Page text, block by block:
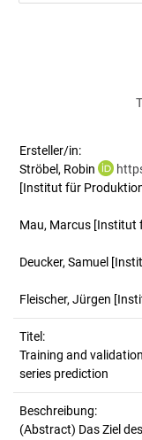
Ersteller/in:
Ströbel, Robin
[Institut für
Mau, Marcus [Institut
Deucker, Samuel
Fleischer, Jürgen
Titel:
Training and
series prediction
Beschreibung:
(Abstract) Das Ziel